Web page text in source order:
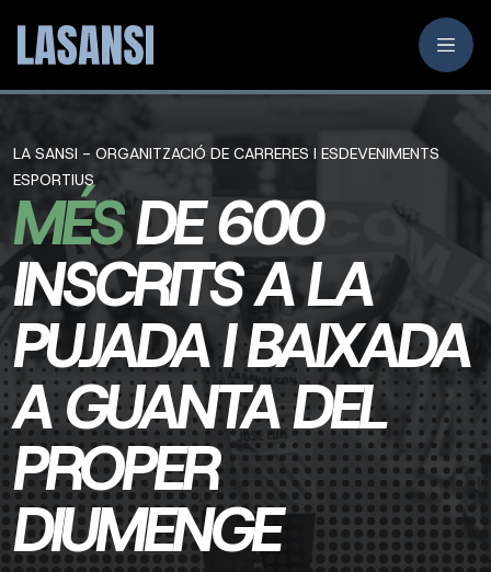
LA SANSI - ORGANITZACIÓ DE CARRERES I ESDEVENIMENTS
ESPORTIUS
MÉSDE 600
INSCRITS A LA
PUJADA I BAIXADA
A GUANTA DEL
PROPER
DIUMENGE